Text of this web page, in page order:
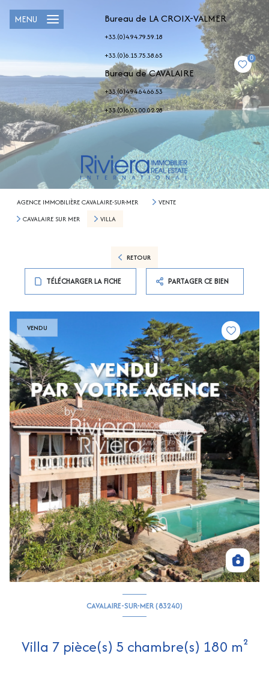
Bureau de LA CROIX-VALMER
+33.(0)4.94.79.59.18
+33.(0)6.15.75.38.65
Bureau de CAVALAIRE
+33.(0)4.94.64.66.53
+33.(0)6.03.00.02.28
0
MENU
AGENCE IMMOBILIÈRE CAVALAIRE-SUR-MER
VENTE
CAVALAIRE SUR MER
VILLA
RETOUR
TÉLÉCHARGER LA FICHE PARTAGER CE BIEN
VENDU
CAVALAIRE-SUR-MER (83240)
Villa 7 pièce(s) 5 chambre(s) 180 m²